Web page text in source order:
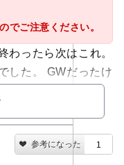
でご注意ください。
わったら次はこれ。
した。 GWだったけ
参考になった 1